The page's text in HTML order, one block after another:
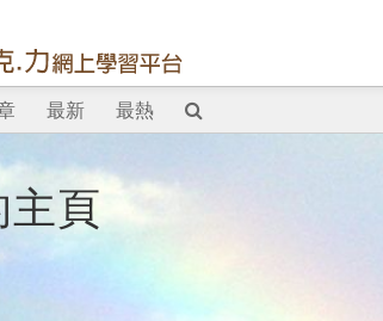
最新 最熱
頁